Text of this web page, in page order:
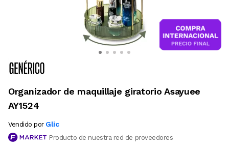
Organizador de maquillaje giratorio Asayuee
AY1524
Vendido por Glic
Producto de nuestra red de proveedores